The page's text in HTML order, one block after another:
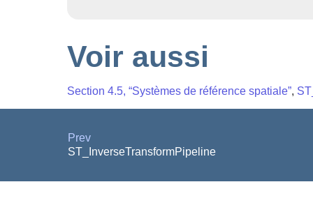
Voir aussi
Section 4.5, “Systèmes de référence spatiale”,
Prev
ST_InverseTransformPipeline